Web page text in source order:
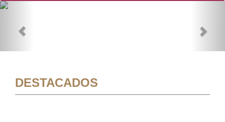
DESTACADOS